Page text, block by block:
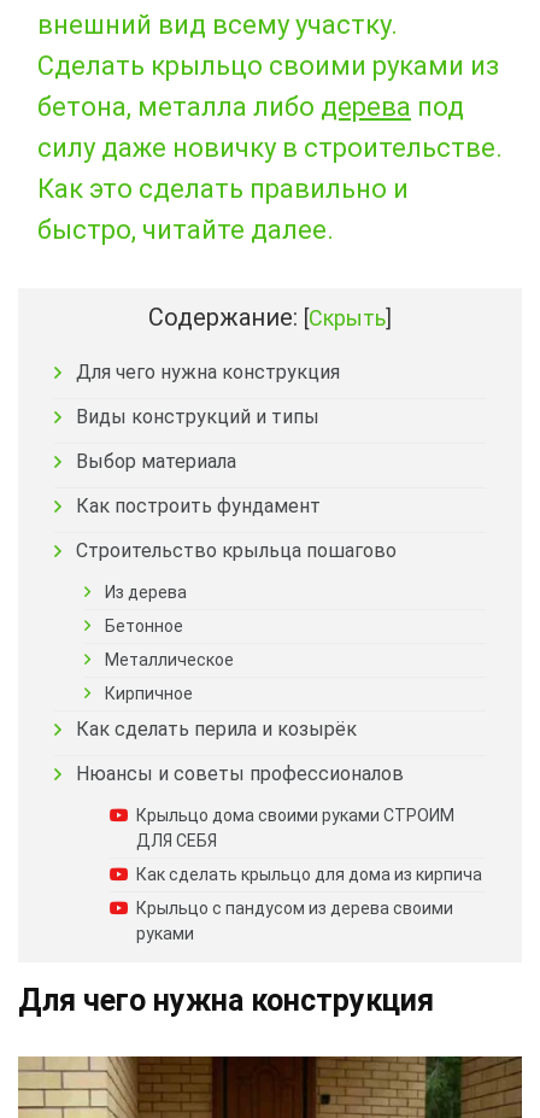
внешний вид всему участку.
Сделать крыльцо своими руками из
бетона, металла либо дерева под
силу даже новичку в строительстве.
Как это сделать правильно и
быстро, читайте далее.
Содержание: [Скрыть]
Для чего нужна конструкция
Виды конструкций и типы
Выбор материала
Как построить фундамент
Строительство крыльца пошагово
Из дерева
Бетонное
Металлическое
Кирпичное
Как сделать перила и козырёк
Нюансы и советы профессионалов
Крыльцо дома своими руками СТРОИМ
ДЛЯ СЕБЯ
Как сделать крыльцо для дома из кирпича
Крыльцо с пандусом из дерева своими
руками
Для чего нужна конструкция